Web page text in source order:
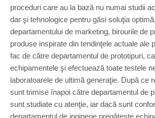
proceduri care au la bază nu numai studii
dar şi tehnologice pentru găsi soluţia
departamentului de marketing, birourile de
produse inspirate din tendinţele actuale ale
fac de către departamentul de prototipuri,
echipamentele şi efectuează toate testele
laboratoarele de ultimă generaţie. După ce
sunt trimise înapoi către departamentul de
sunt studiate cu atenţie, iar dacă sunt
departamentul de inginerie pregăteşte